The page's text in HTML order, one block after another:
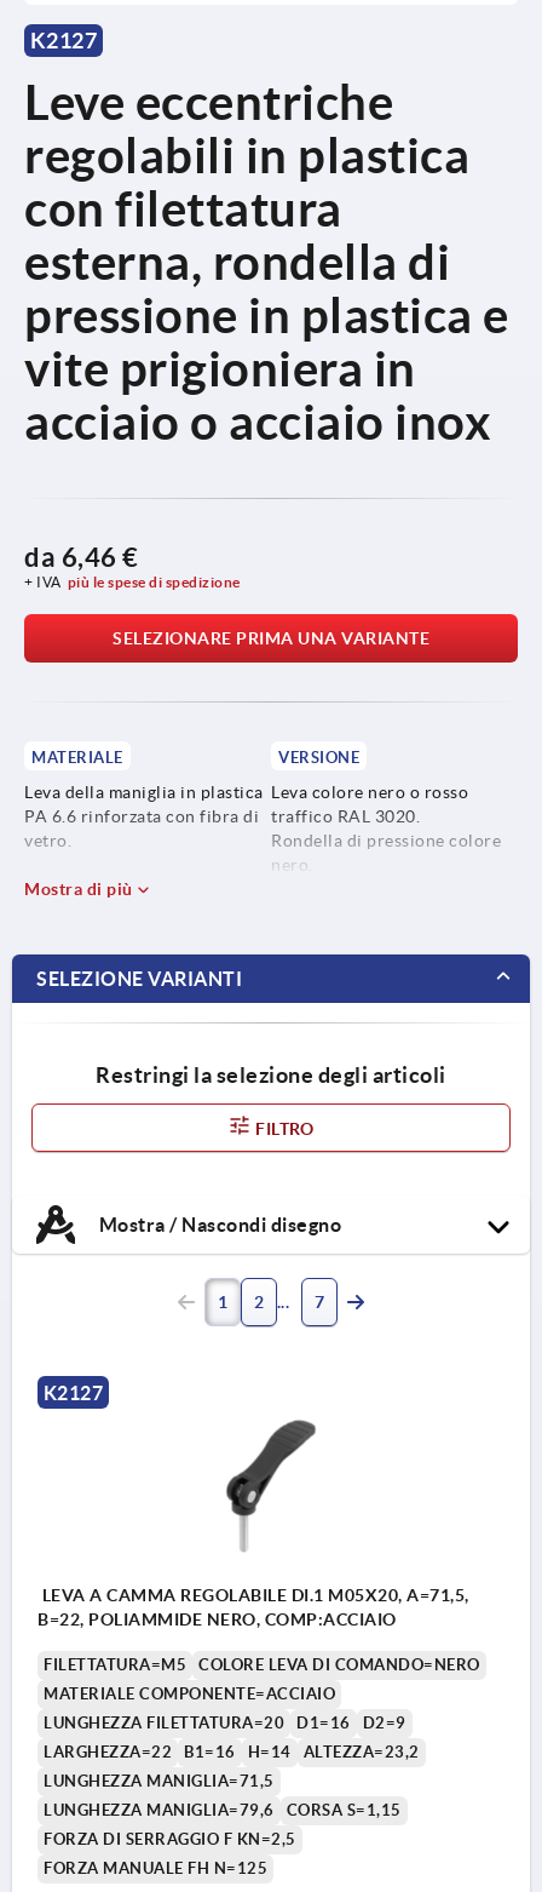
K2127
Leve eccentriche
regolabili in plastica
con filettatura
esterna, rondella di
pressione in plastica e
vite prigioniera in
acciaio o acciaio inox
da 6,46 €
+ IVA più le spese di spedizione
SELEZIONARE PRIMA UNA VARIANTE
MATERIALE
Leva della maniglia in plastica
PA 6.6 rinforzata con fibra di
vetro.
Rondella di pressione in
Vite prigioniera in acciaio,
classe di resistenza 5.8 o
VERSIONE
Leva colore nero o rosso
traffico RAL 3020.
Rondella di pressione colore
nero.
Mostra di più
SELEZIONE VARIANTI
Restringi la selezione degli articoli
FILTRO
Mostra / Nascondi disegno
1) Vite per la regolazione fine della leva di
1 2 7
K2127
LEVA A CAMMA REGOLABILE DI.1 M05X20, A=71,5,
B=22, POLIAMMIDE NERO, COMP:ACCIAIO
FILETTATURA=M5
COLORE LEVA DI COMANDO=NERO
MATERIALE COMPONENTE=ACCIAIO
LUNGHEZZA FILETTATURA=20
D1=16
D2=9
LARGHEZZA=22
B1=16 H=14
ALTEZZA=23,2
LUNGHEZZA MANIGLIA=71,5
LUNGHEZZA MANIGLIA=79,6
CORSA S=1,15
FORZA DI SERRAGGIO F KN=2,5
FORZA MANUALE FH N=125